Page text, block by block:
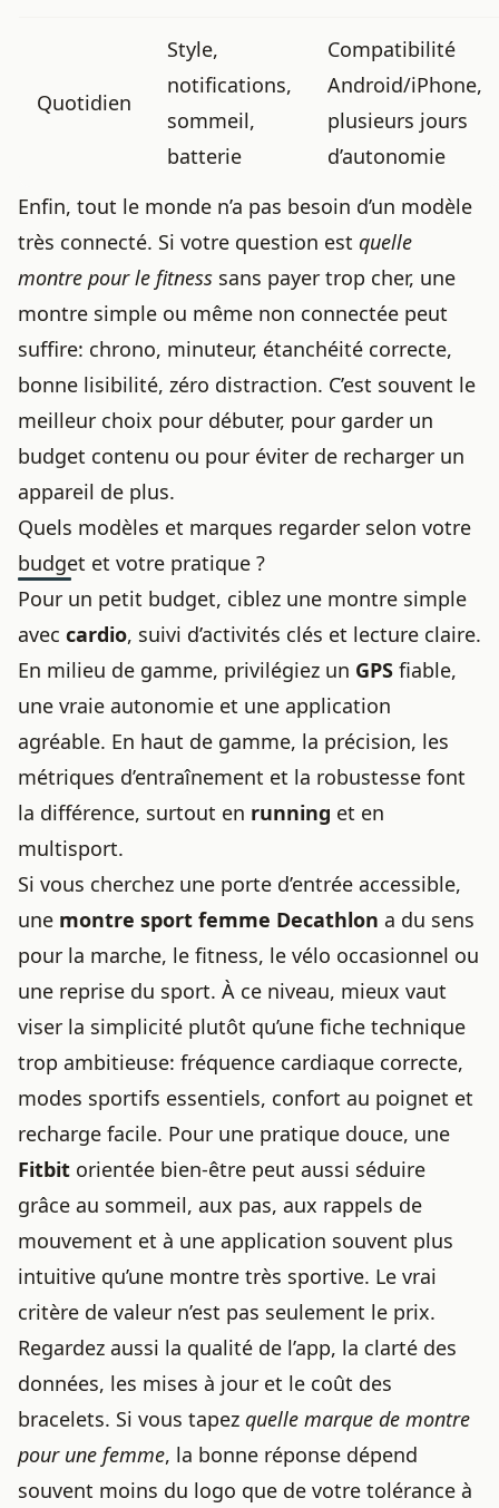
Quotidien
Style,
notifications,
sommeil,
batterie
Compatibilité
Android/iPhone,
plusieurs jours
d’autonomie
Enfin, tout le monde n’a pas besoin d’un modèle
très connecté. Si votre question est quelle
montre pour le fitness sans payer trop cher, une
montre simple ou même non connectée peut
suffire: chrono, minuteur, étanchéité correcte,
bonne lisibilité, zéro distraction. C’est souvent le
meilleur choix pour débuter, pour garder un
budget contenu ou pour éviter de recharger un
appareil de plus.
Quels modèles et marques regarder selon votre
budget et votre pratique ?
Pour un petit budget, ciblez une montre simple
avec cardio, suivi d’activités clés et lecture claire.
En milieu de gamme, privilégiez un GPS fiable,
une vraie autonomie et une application
agréable. En haut de gamme, la précision, les
métriques d’entraînement et la robustesse font
la différence, surtout en running et en
multisport.
Si vous cherchez une porte d’entrée accessible,
une montre sport femme Decathlon a du sens
pour la marche, le fitness, le vélo occasionnel ou
une reprise du sport. À ce niveau, mieux vaut
viser la simplicité plutôt qu’une fiche technique
trop ambitieuse: fréquence cardiaque correcte,
modes sportifs essentiels, confort au poignet et
recharge facile. Pour une pratique douce, une
Fitbit orientée bien-être peut aussi séduire
grâce au sommeil, aux pas, aux rappels de
mouvement et à une application souvent plus
intuitive qu’une montre très sportive. Le vrai
critère de valeur n’est pas seulement le prix.
Regardez aussi la qualité de l’app, la clarté des
données, les mises à jour et le coût des
bracelets. Si vous tapez quelle marque de montre
pour une femme, la bonne réponse dépend
souvent moins du logo que de votre tolérance à